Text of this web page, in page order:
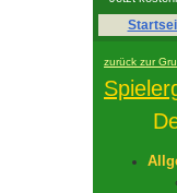
zurück zur